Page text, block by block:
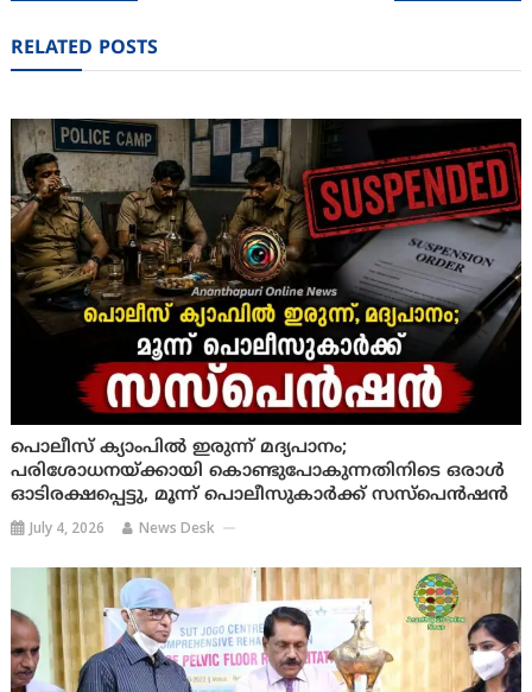
RELATED POSTS
പൊലീസ് ക്യാംപില്‍ ഇരുന്ന് മദ്യപാനം;
പരിശോധനയ്ക്കായി കൊണ്ടുപോകുന്നതിനിടെ ഒരാള്‍
ഓടിരക്ഷപ്പെട്ടു, മൂന്ന് പൊലീസുകാർക്ക് സസ്‌പെന്‍ഷന്‍
July 4, 2026 News Desk